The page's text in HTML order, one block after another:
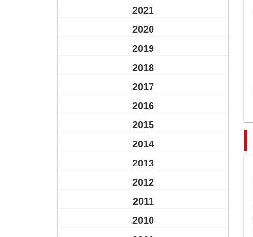
2021
2020
2019
2018
2017
2016
2015
2014
2013
2012
2011
2010